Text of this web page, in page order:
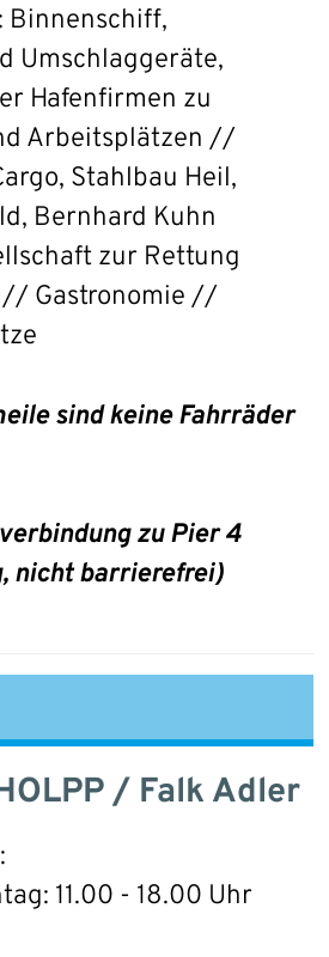
Binnenschiff,
Umschlaggeräte,
Hafenfirmen zu
Arbeitsplätzen //
Stahlbau Heil,
Bernhard Kuhn
zur Rettung
Gastronomie //
sind keine Fahrräder
zu Pier 4
nicht barrierefrei)
/ Falk Adler
:
11.00 - 18.00 Uhr